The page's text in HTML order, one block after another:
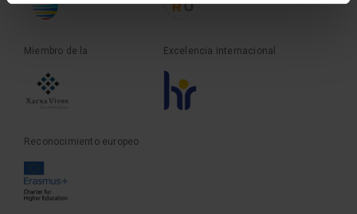
Miembro de la Excelencia internacional
Reconocimiento europeo